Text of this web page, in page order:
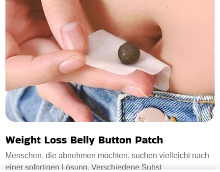
Weight Loss Belly Button Patch
Menschen, die abnehmen möchten, suchen vielleicht nach
einer sofortigen Lösung. Verschiedene Subst